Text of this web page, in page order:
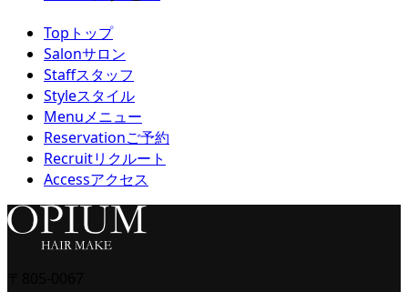
Top トップ
Salonサロン
Staffスタッフ
Styleスタイル
Menuメニュー
Reservationご予約
Recruitリクルート
Accessアクセス